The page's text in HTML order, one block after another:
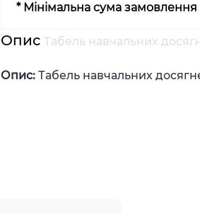
* Мінімальна сума замовлення
ОписТабель навчальних
Опис: Табель навчальних